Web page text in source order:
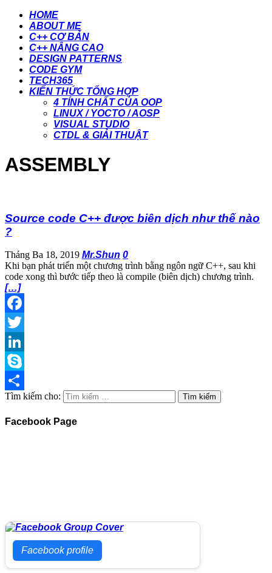
HOME
ABOUT ME
C++ CƠ BẢN
C++ NÂNG CAO
DESIGN PATTERNS
CODE GYM
TECH365
KIẾN THỨC TỔNG HỢP
4 TÍNH CHẤT CỦA OOP
LINUX / YOCTO / AOSP
VISUAL STUDIO
CTDL & GIẢI THUẬT
ASSEMBLY
Source code C++ được biên dịch như thế nào
?
Tháng Ba 18, 2019 Mr.Shun 0
Khi bạn phát triển một chương trình bằng ngôn ngữ C++, sau khi
code xong thì bước tiếp theo là compile (biên dịch) chương trình.
[…]
Facebook
Twitter
LinkedIn
Skype
Share
Tìm kiếm cho:
Facebook Page
Facebook profile